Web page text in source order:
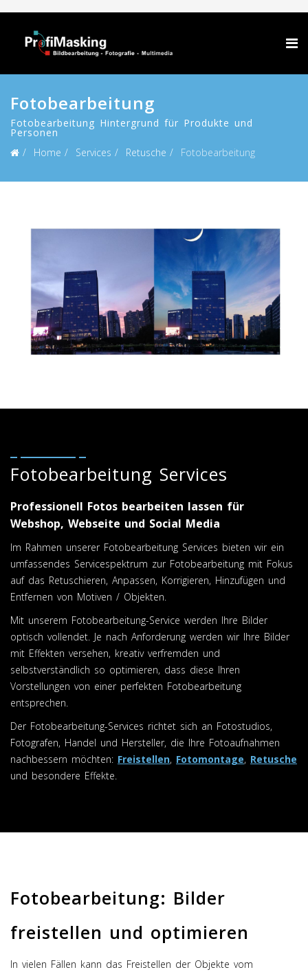
Fotobearbeitung
Fotobearbeitung Hintergrund für Produkte und
Personen
Home
Services Retusche Fotobearbeitung
Fotobearbeitung Services
Professionell Fotos bearbeiten lassen für
Webshop, Webseite und Social Media
Im Rahmen unserer Fotobearbeitung Services bieten wir ein
umfassendes Servicespektrum zur Fotobearbeitung mit Fokus
auf das Retuschieren, Anpassen, Korrigieren, Hinzufügen und
Entfernen von Motiven / Objekten.
Mit unserem Fotobearbeitung-Service werden Ihre Bilder
optisch vollendet. Je nach Anforderung werden wir Ihre Bilder
mit Effekten versehen, kreativ verfremden und
selbstverständlich so optimieren, dass diese Ihren
Vorstellungen von einer perfekten Fotobearbeitung
entsprechen.
Der Fotobearbeitung-Services richtet sich an Fotostudios,
Fotografen, Handel und Hersteller, die Ihre Fotoaufnahmen
nachbessern möchten: Freistellen, Fotomontage, Retusche
und besondere Effekte.
Fotobearbeitung: Bilder
freistellen und optimieren
In vielen Fällen kann das Freistellen der Objekte vom